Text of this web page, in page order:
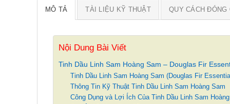
MÔ TẢ TÀI LIỆU KỸ THUẬT QUY CÁCH ĐÓNG
Nội Dung Bài Viết
Tinh Dầu Linh Sam Hoàng Sam – Douglas Fir
Tinh Dầu Linh Sam Hoàng Sam (Douglas Fir
Thông Tin Kỹ Thuật Tinh Dầu Linh Sam Hoàng Sam
Công Dụng và Lợi Ích Của Tinh Dầu Linh Sam